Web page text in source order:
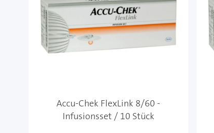
Accu-Chek FlexLink 8/60 -
Infusionsset / 10 Stück